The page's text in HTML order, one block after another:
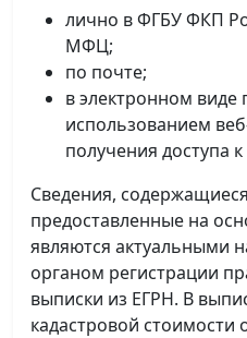
лично в ФГБУ ФКП
МФЦ;
по почте;
в электронном виде
использованием
получения доступа
Сведения,
предоставленные на
являются актуальными
органом регистрации
выписки из ЕГРН. В
кадастровой